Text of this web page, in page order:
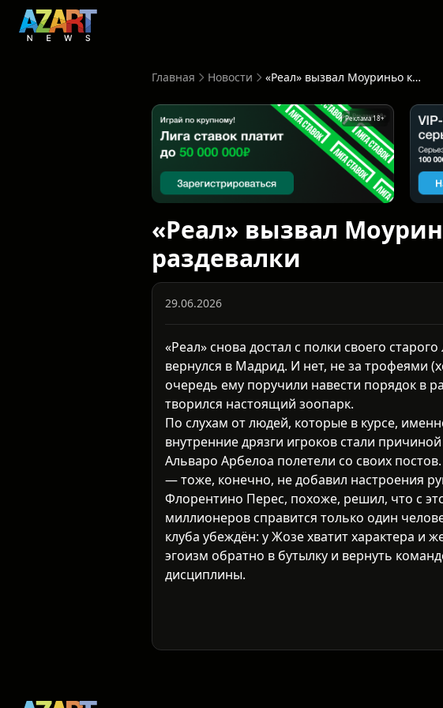
Главная Новости «Реал» вызвал Моуриньо как укротителя звёздной раздевалки
Реклама 18+
«Реал» вызвал
раздевалки
29.06.2026
«Реал» снова достал с полки своего
вернулся в Мадрид. И нет, не за трофеями
очередь ему поручили навести порядок в
творился настоящий зоопарк.
По слухам от людей, которые в курсе,
внутренние дрязги игроков стали
Альваро Арбелоа полетели со своих
— тоже, конечно, не добавил настроения
Флорентино Перес, похоже, решил, что с
миллионеров справится только один
клуба убеждён: у Жозе хватит характера и
эгоизм обратно в бутылку и вернуть
дисциплины.